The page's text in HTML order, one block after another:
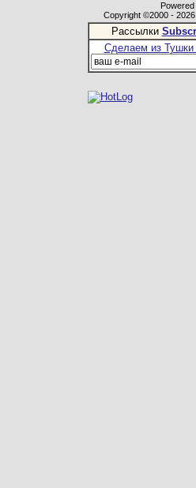
Copyright ©2000 -
Рассылки
Сделаем из Тушки